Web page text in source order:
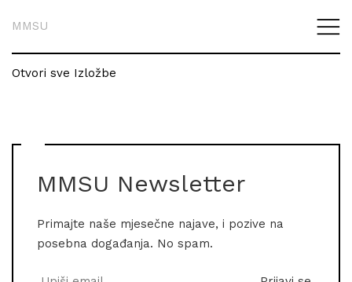
MMSU
Otvori sve Izložbe
MMSU Newsletter
Primajte naše mjesečne najave, i pozive na
posebna događanja. No spam.